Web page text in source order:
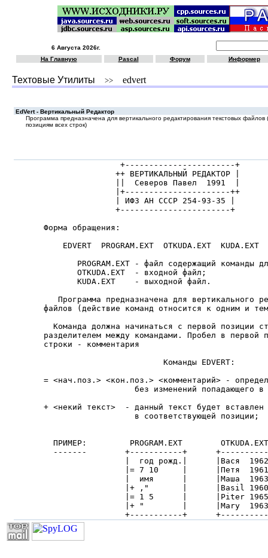
6 Августа 2026г.
На Главную
Pascal Форум Информер
Техтовые Утилиты >> edvert
EdVert - Вертикальный Редактор
Программа предназначена для вертикального редактирования текстовых
позициям всех строк)
                +-----------------------+
               ++ ВЕРТИКАЛЬНЫЙ РЕДАКТОР |
               ||  Северов Павел  1991  |
               |+----------------------++
               | ИФЗ АН СССР 254-93-35 |
               +-----------------------+
Форма обращения:
    EDVERT  PROGRAM.EXT  OTKUDA.EXT  KUDA.EXT
PROGRAM.EXT - файл содержащий команды
       OTKUDA.EXT  - входной файл;
       KUDA.EXT    - выходной файл.
Программа предназначена для вертикального
файлов (действие команд относится к одним и
Команда должна начинаться с первой позиции
разделителем между командами. Пробел в первой
строки - комментария
                         Команды EDVERT:
= <нач.поз.> <кон.поз.> <комментарий> -
без изменений попадающего в
+ <некий текст>  - данный текст будет вставлен
                   в соответствующей позиции;
ПРИМЕР:         PROGRAM.EXT
-------        +-----------+
|  год рожд.|      |Вася
|= 7 10     |      |Петя
|  имя      |      |Маша
|+ ,"       |      |Basil
|= 1 5      |      |Piter
|+ "        |      |Mary
+-----------+